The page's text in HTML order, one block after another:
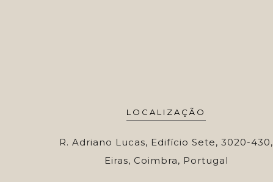
LOCALIZAÇÃO
R. Adriano Lucas, Edifício Sete, 3020-430,
Eiras, Coimbra, Portugal